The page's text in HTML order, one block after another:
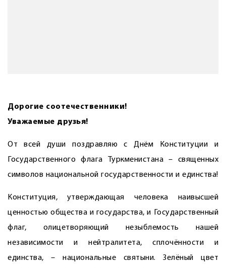
Дорогие соотечественники!
Уважаемые друзья!
От всей души поздравляю с Днём Конституции и
Государственного флага Туркменистана – священных
символов национальной государственности и единства!
Конституция, утверждающая человека наивысшей
ценностью общества и государства, и Государственный
флаг, олицетворяющий незыблемость нашей
независимости и нейтралитета, сплочённости и
единства, – нацио­нальные святыни. Зелёный цвет